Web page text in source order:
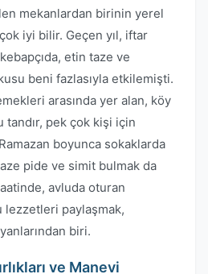
mekanlardan birinin yerel
iyi bilir. Geçen yıl, iftar
etin taze ve
beni fazlasıyla etkilemişti.
arasında yer alan, köy
tandır, pek çok kişi için
boyunca sokaklarda
pide ve simit bulmak da
avluda oturan
paylaşmak,
biri.
ve Manevi